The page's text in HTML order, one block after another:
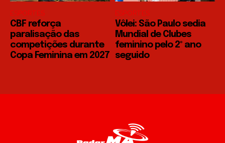
ESPORTES
CBF reforça
paralisação das
competições durante
Copa Feminina em 2027
ESPORTES
Vôlei: São Paulo sedia
Mundial de Clubes
feminino pelo 2º ano
seguido